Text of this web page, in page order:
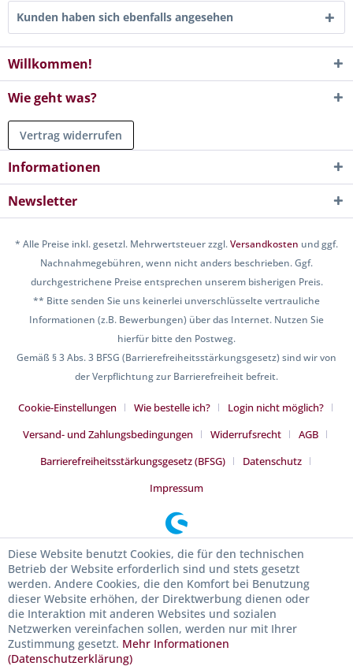
Kunden haben sich ebenfalls angesehen
Willkommen!
Wie geht was?
Vertrag widerrufen
Informationen
Newsletter
* Alle Preise inkl. gesetzl. Mehrwertsteuer zzgl.Versandkosten und ggf.
Nachnahmegebühren, wenn nicht anders beschrieben. Ggf.
durchgestrichene Preise entsprechen unserem bisherigen Preis.
** Bitte senden Sie uns keinerlei unverschlüsselte vertrauliche
Informationen (z.B. Bewerbungen) über das Internet. Nutzen Sie
hierfür bitte den Postweg.
Gemäß § 3 Abs. 3 BFSG (Barrierefreiheitsstärkungsgesetz) sind wir von
der Verpflichtung zur Barrierefreiheit befreit.
Cookie-Einstellungen Wie bestelle ich?
Login nicht möglich?
Versand- und Zahlungsbedingungen
Widerrufsrecht
AGB
Barrierefreiheitsstärkungsgesetz (BFSG)
Datenschutz
Impressum
Diese Website benutzt Cookies, die für den technischen
Betrieb der Website erforderlich sind und stets gesetzt
werden. Andere Cookies, die den Komfort bei Benutzung
dieser Website erhöhen, der Direktwerbung dienen oder
die Interaktion mit anderen Websites und sozialen
Netzwerken vereinfachen sollen, werden nur mit Ihrer
Zustimmung gesetzt. Mehr Informationen
(Datenschutzerklärung)